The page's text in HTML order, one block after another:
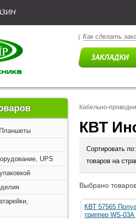
Как сделать
UPS
Кабельно-
КВТ
Сортировать
товаров на
Выбрано
КВТ 57565
триппер WS-